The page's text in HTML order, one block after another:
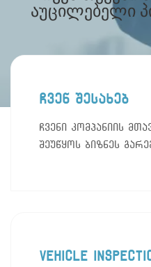
აუცილებელი
ჩვენ შესახებ
ჩვენი კომპანიის
შეუწყოს ბიზნეს
Vehicle